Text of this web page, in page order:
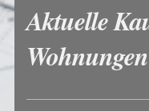
Aktuelle
Wohnungen